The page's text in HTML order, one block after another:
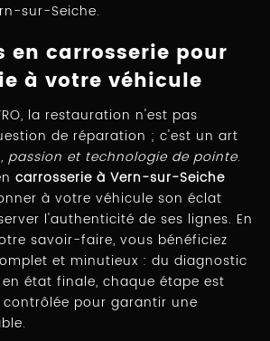
sur-Seiche.
en carrosserie pour
à votre véhicule
la restauration n'est pas
de réparation ; c'est un art
passion et technologie de pointe.
carrosserie à Vern-sur-Seiche
à votre véhicule son éclat
l'authenticité de ses lignes. En
savoir-faire, vous bénéficiez
et minutieux : du diagnostic
état finale, chaque étape est
pour garantir une